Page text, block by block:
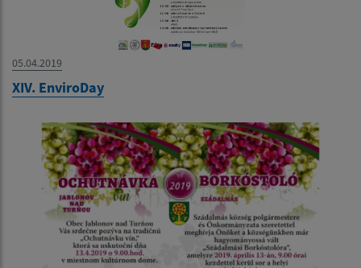
05.04.2019
XIV. EnviroDay